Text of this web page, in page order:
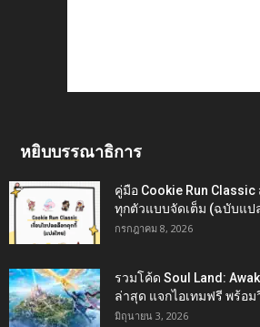
หยิบบรรณาธิการ
คู่มือ Cookie Run
ทุกตัวแบบจัดเต็ม (ฉบับแป
กรกฎาคม 8, 2026
รวมโค้ด Soul Land:
ล่าสุด แจกไอเทมฟรี พร้อม
มิถุนายน 3, 2026